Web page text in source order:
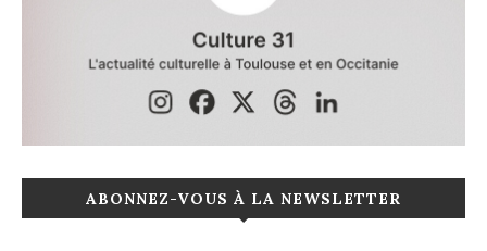
ABONNEZ-VOUS À LA NEWSLETTER